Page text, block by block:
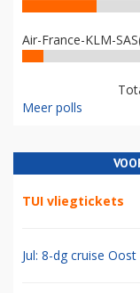
Air-France-KLM-
Meer polls
TUI vliegtickets
Jul: 8-dg cruise